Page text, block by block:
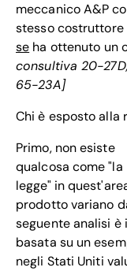
meccanico A&P
stesso costruttore
se ha ottenuto un
consultiva 20-
65-23A]
Chi è esposto
Primo, non esiste
qualcosa come "la
legge" in
prodotto variano
seguente analisi
basata su un
negli Stati Uniti